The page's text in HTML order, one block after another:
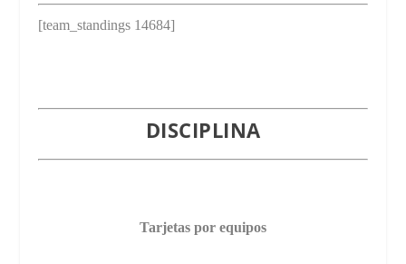
[team_standings 14684]
DISCIPLINA
Tarjetas por equipos